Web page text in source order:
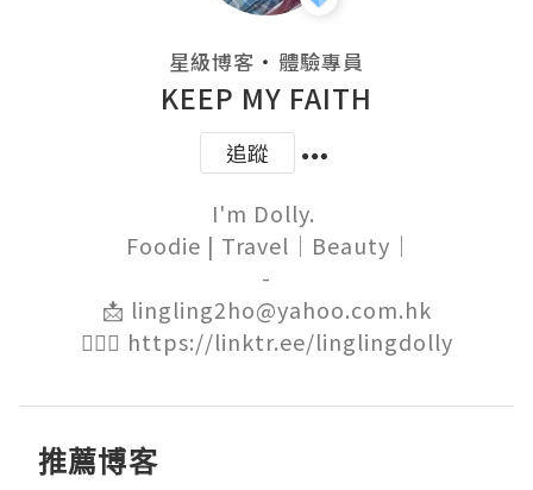
星級博客 ・ 體驗專員
KEEP MY FAITH
追蹤
I'm Dolly.
-
📩 lingling2ho@yahoo.com.hk
🙋🏻‍♀️ https://linktr.ee/linglingdolly
推薦博客